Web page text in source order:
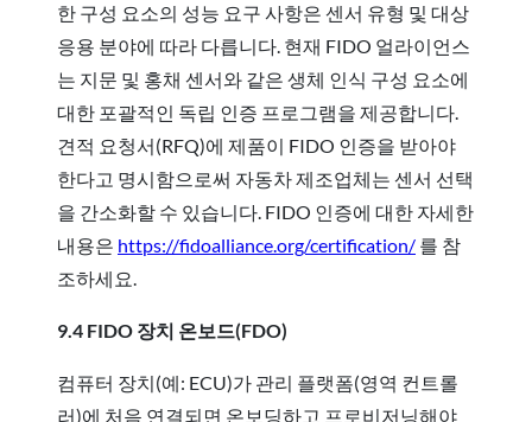
한 구성 요소의 성능 요구 사항은 센서 유형 및 대상
응용 분야에 따라 다릅니다. 현재 FIDO 얼라이언스
는 지문 및 홍채 센서와 같은 생체 인식 구성 요소에
대한 포괄적인 독립 인증 프로그램을 제공합니다.
견적 요청서(RFQ)에 제품이 FIDO 인증을 받아야
한다고 명시함으로써 자동차 제조업체는 센서 선택
을 간소화할 수 있습니다. FIDO 인증에 대한 자세한
내용은 https://fidoalliance.org/certification/ 를 참
조하세요.
9.4 FIDO 장치 온보드(FDO)
컴퓨터 장치(예: ECU)가 관리 플랫폼(영역 컨트롤
러)에 처음 연결되면 온보딩하고 프로비저닝해야